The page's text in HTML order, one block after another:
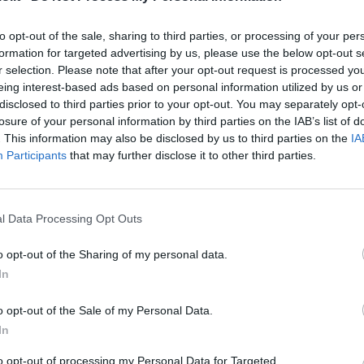
opt-out of the sale, sharing to third parties, or processing of your
for targeted advertising by us, please use the below opt-out
selection. Please note that after your opt-out request is processed
interest-based ads based on personal information utilized by us
to third parties prior to your opt-out. You may separately
of your personal information by third parties on the IAB’s list of
This information may also be disclosed by us to third parties on the
Participants that may further disclose it to other third parties.
Data Processing Opt Outs
opt-out of the Sharing of my personal data.
opt-out of the Sale of my Personal Data.
opt-out of processing my Personal Data for Targeted
non sembrano esserci stati
della seduta, resta da capire se può
col tecnico. Il suo impiego nel derby di
probabilmente partito in panchina,
club blucerchiato ha, per inciso, reso noto
è da addursi a regolari, e già previsti,
e per mister Mihajlovic, adesso, è tempo di
il tecnico ha ritrovato sul campo di
mentre ai box restano Cacciatore e
del recupero non ci saranno sabato sera. Di
Obiang, Eder e Soriano: in settimana,
soluzioni.Tra queste, anche Eto'o da